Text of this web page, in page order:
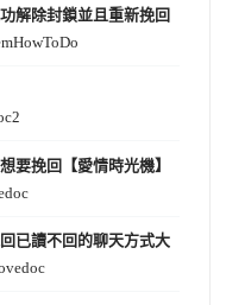
解除封鎖並且重新挽回
要挽回【愛情時光機】
已讀不回的聊天方式大